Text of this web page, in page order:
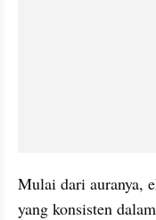
Mulai dari auranya,
yang konsisten